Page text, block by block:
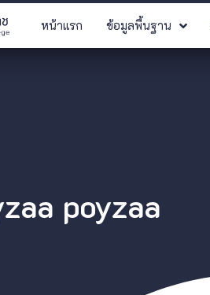
หน้าแรก ข้อมูลพื้นฐาน
poyzaa